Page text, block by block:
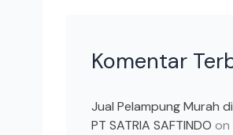
Komentar
Jual Pelampung Murah
PT SATRIA SAFTINDO on